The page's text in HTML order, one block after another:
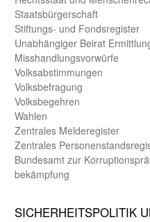
Staats­bürger­schaft
Stiftungs- und Fonds­register
Unab­hängiger Beirat
Misshandlungs­vorwürfe
Volks­abstimmungen
Volks­befragung
Volks­begehren
Wahlen
Zentrales Melde­register
Zentrales
Bundes­amt zur
bekämpfung
SICHER­HEITS­POLITIK